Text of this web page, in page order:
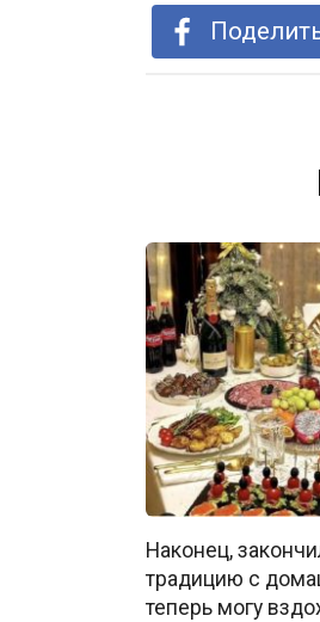
Наконец,
традицию с
теперь могу